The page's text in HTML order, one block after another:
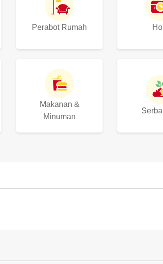
Perabot Rumah
Makanan &
Minuman